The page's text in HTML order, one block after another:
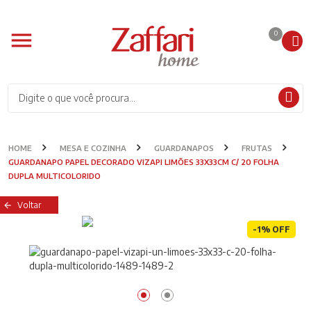
0
HOME MESA E COZINHA GUARDANAPOS
FRUTAS
GUARDANAPO PAPEL DECORADO VIZAPI LIMÕES 33X33CM C/ 20 FOLHA
DUPLA MULTICOLORIDO
Voltar
-1% OFF